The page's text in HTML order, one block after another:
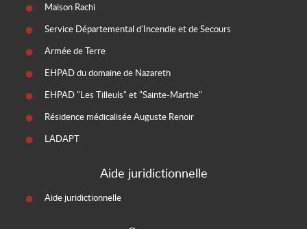
Maison Rachi
Service Départemental d'Incendie et de Secours
Armée de Terre
EHPAD du domaine de Nazareth
EHPAD "Les Tilleuls" et "Sainte-Marthe"
Résidence médicalisée Auguste Renoir
LADAPT
Aide juridictionnelle
Aide juridictionnelle